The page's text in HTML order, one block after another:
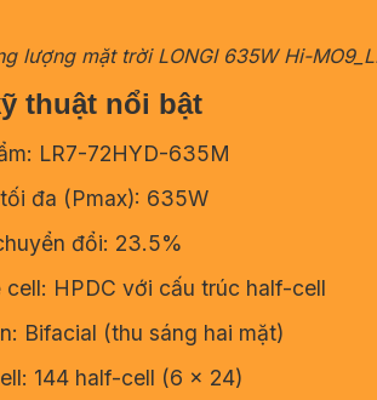
lượng mặt trời LONGI 635W Hi-
thuật nổi bật
LR7-72HYD-635M
đa (Pmax): 635W
đổi: 23.5%
cell: HPDC với cấu trúc half-cell
Bifacial (thu sáng hai mặt)
144 half-cell (6 × 24)